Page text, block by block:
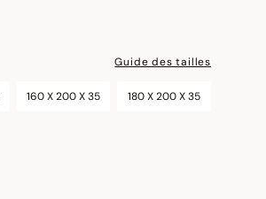
Guide des tailles
160 X 200 X 35 180 X 200 X 35